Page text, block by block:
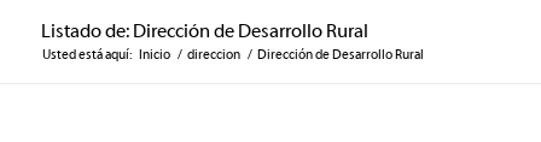
Listado de: Dirección de Desarrollo Rural
Usted está aquí: Inicio / direccion / Dirección de Desarrollo Rural